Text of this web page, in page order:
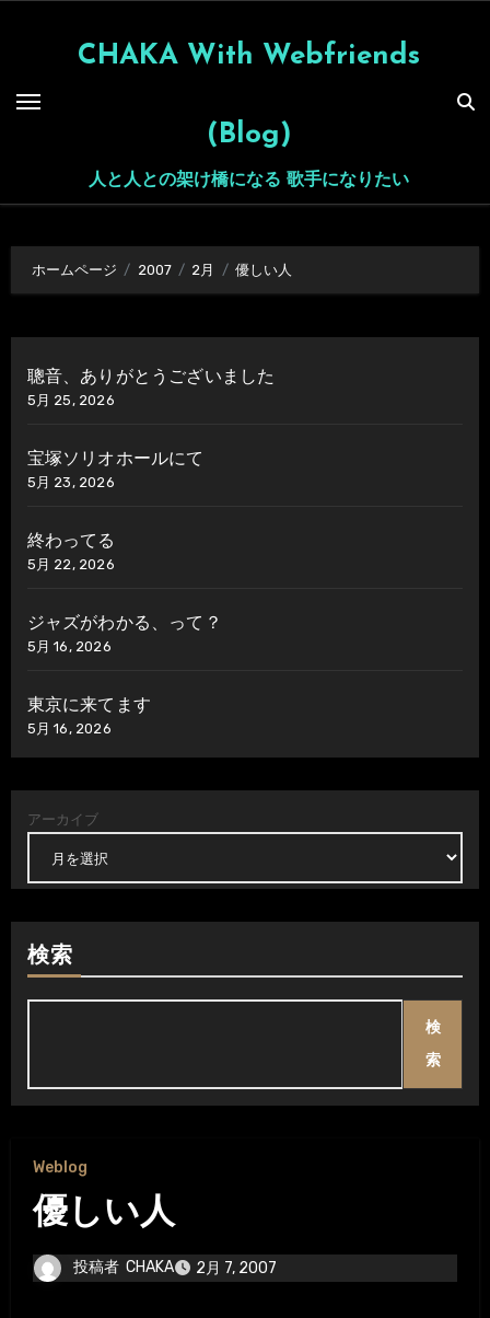
CHAKA With Webfriends
(Blog)
人と人との架け橋になる 歌手になりたい
ホームページ 2007 2月 優しい人
聰音、ありがとうございました
5月 25, 2026
宝塚ソリオホールにて
5月 23, 2026
終わってる
5月 22, 2026
ジャズがわかる、って？
5月 16, 2026
東京に来てます
5月 16, 2026
アーカイブ
検索
検
索
Weblog
優しい人
投稿者 CHAKA 2月 7, 2007